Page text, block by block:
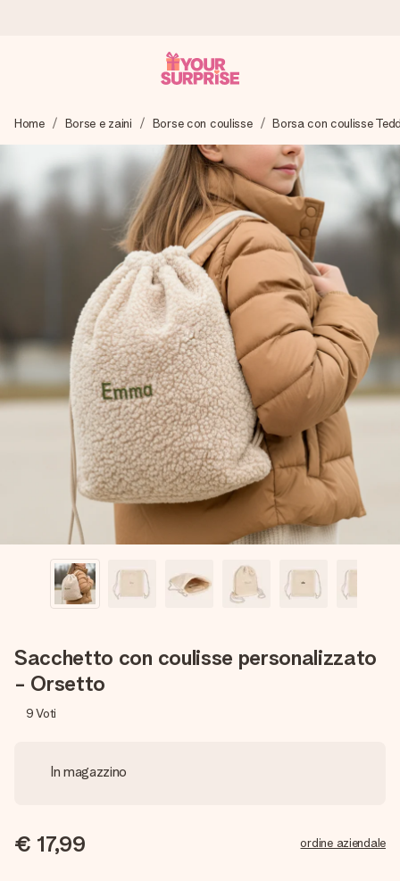
Prepariamo il tuo regalo con attenzione e lo spediamo in un
lampo – così potrai consegnarlo al momento giusto, quando
conta davvero.
4,7 (basato su +15.000 recensioni)
I nostri regali ispirano. I clienti ci valutano 4,7 su Google
Biglietto d'auguri gratuito
Realizza qualcosa di unico in pochi passi – con il suo nome,
una tua foto o un messaggio che tocchi il cuore. Nessuna
complicazione, solo tanto amore per il momento perfetto.
Home Borse e zaini Borse con coulisse Borsa con coulisse
Sacchetto con coulisse personalizzato
- Orsetto
9 Voti
In magazzino
€ 17,99 ordine aziendale